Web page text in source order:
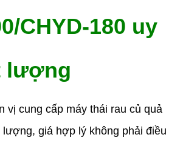
CHYD-180 uy
lượng
vị cung cấp máy thái rau củ quả
lượng, giá hợp lý không phải điều